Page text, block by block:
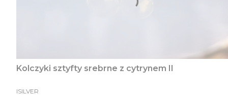
Kolczyki sztyfty srebrne z cytrynem II
PRODUCENT
ISILVER